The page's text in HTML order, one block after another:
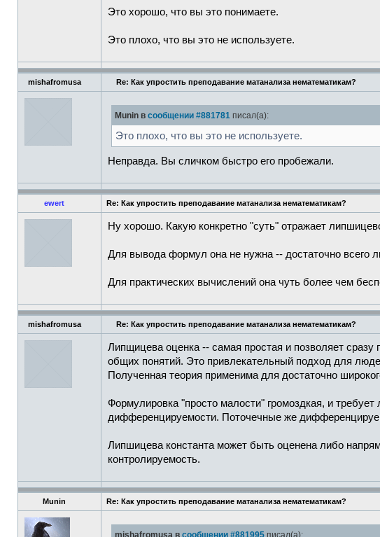
Это хорошо, что вы это понимаете.
Это плохо, что вы это не используете.
mishafromusa Re: Как упростить преподавание матанализа нематематикам?
Munin в сообщении #881781 писал(а):
Это плохо, что вы это не используете.
Неправда. Вы сличком быстро его пробежали.
ewert Re: Как упростить преподавание матанализа нематематикам?
Ну хорошо. Какую конкретно "суть" отражает
Для вывода формул она не нужна -- достаточно всего
Для практических вычислений она чуть более чем
mishafromusa Re: Как упростить преподавание матанализа нематематикам?
Липщицева оценка -- самая простая и позволяет
общих понятий. Это привлекательный подход для
Полученная теория применима для достаточно
Формулировка "просто малости" громоздкая, и
дифференцируемости. Поточечные же
Липшицева константа может быть оценена либо
контролируемость.
Munin Re: Как упростить преподавание матанализа нематематикам?
mishafromusa в сообщении #881995 писал(а):